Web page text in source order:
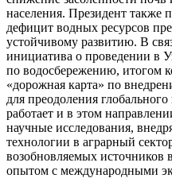
населения. Президент также
дефицит водных ресурсов
устойчивому развитию. В
инициатива о проведении в
по водосбережению, итогом
«дорожная карта» по
для преодоления
работает и в этом
научные исследования,
технологии в аграрный
возобновляемых источников
опытом с международными